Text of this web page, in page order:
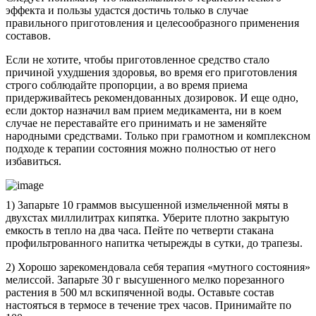
эффекта и пользы удастся достичь только в случае
правильного приготовления и целесообразного применения
составов.
Если не хотите, чтобы приготовленное средство стало
причиной ухудшения здоровья, во время его приготовления
строго соблюдайте пропорции, а во время приема
придерживайтесь рекомендованных дозировок. И еще одно,
если доктор назначил вам прием медикамента, ни в коем
случае не переставайте его принимать и не заменяйте
народными средствами. Только при грамотном и комплексном
подходе к терапии состояния можно полностью от него
избавиться.
1) Запарьте 10 граммов высушенной измельченной мяты в
двухстах миллилитрах кипятка. Уберите плотно закрытую
емкость в тепло на два часа. Пейте по четверти стакана
профильтрованного напитка четырежды в сутки, до трапезы.
2) Хорошо зарекомендовала себя терапия «мутного состояния»
мелиссой. Запарьте 30 г высушенного мелко порезанного
растения в 500 мл вскипяченной воды. Оставьте состав
настояться в термосе в течение трех часов. Принимайте по